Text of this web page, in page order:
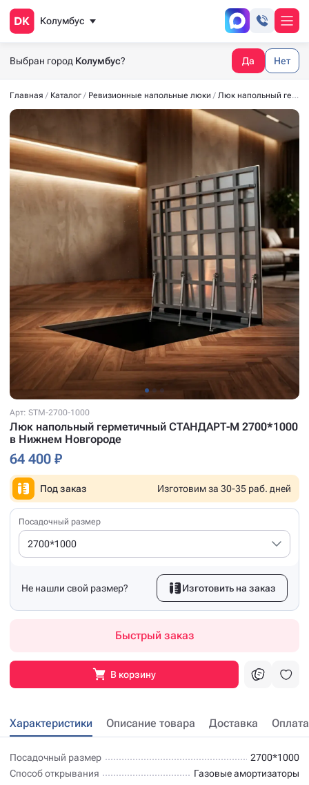
Колумбус
Выбран город Колумбус? Да Нет
Главная Каталог Ревизионные напольные люки Люк напольный герметичный СТАНДАРТ-М 2700*1000
Арт: STM-2700-1000
Люк напольный герметичный СТАНДАРТ-М 2700*1000
в Нижнем Новгороде
64 400 ₽
Под заказ Изготовим за 30-35 раб. дней
Посадочный размер
2700*1000
Не нашли свой размер? Изготовить на заказ
Быстрый заказ
В корзину
Характеристики Описание товара Доставка Оплата
Посадочный размер
2700*1000
Способ открывания
Газовые амортизаторы